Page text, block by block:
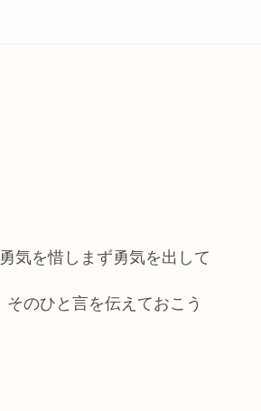
勇気を惜しまず勇気を出して
そのひと言を伝えておこう